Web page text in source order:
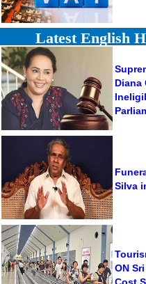
Latest English
Diana
Silva
ON
Cost